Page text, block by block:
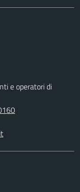
e operatori di